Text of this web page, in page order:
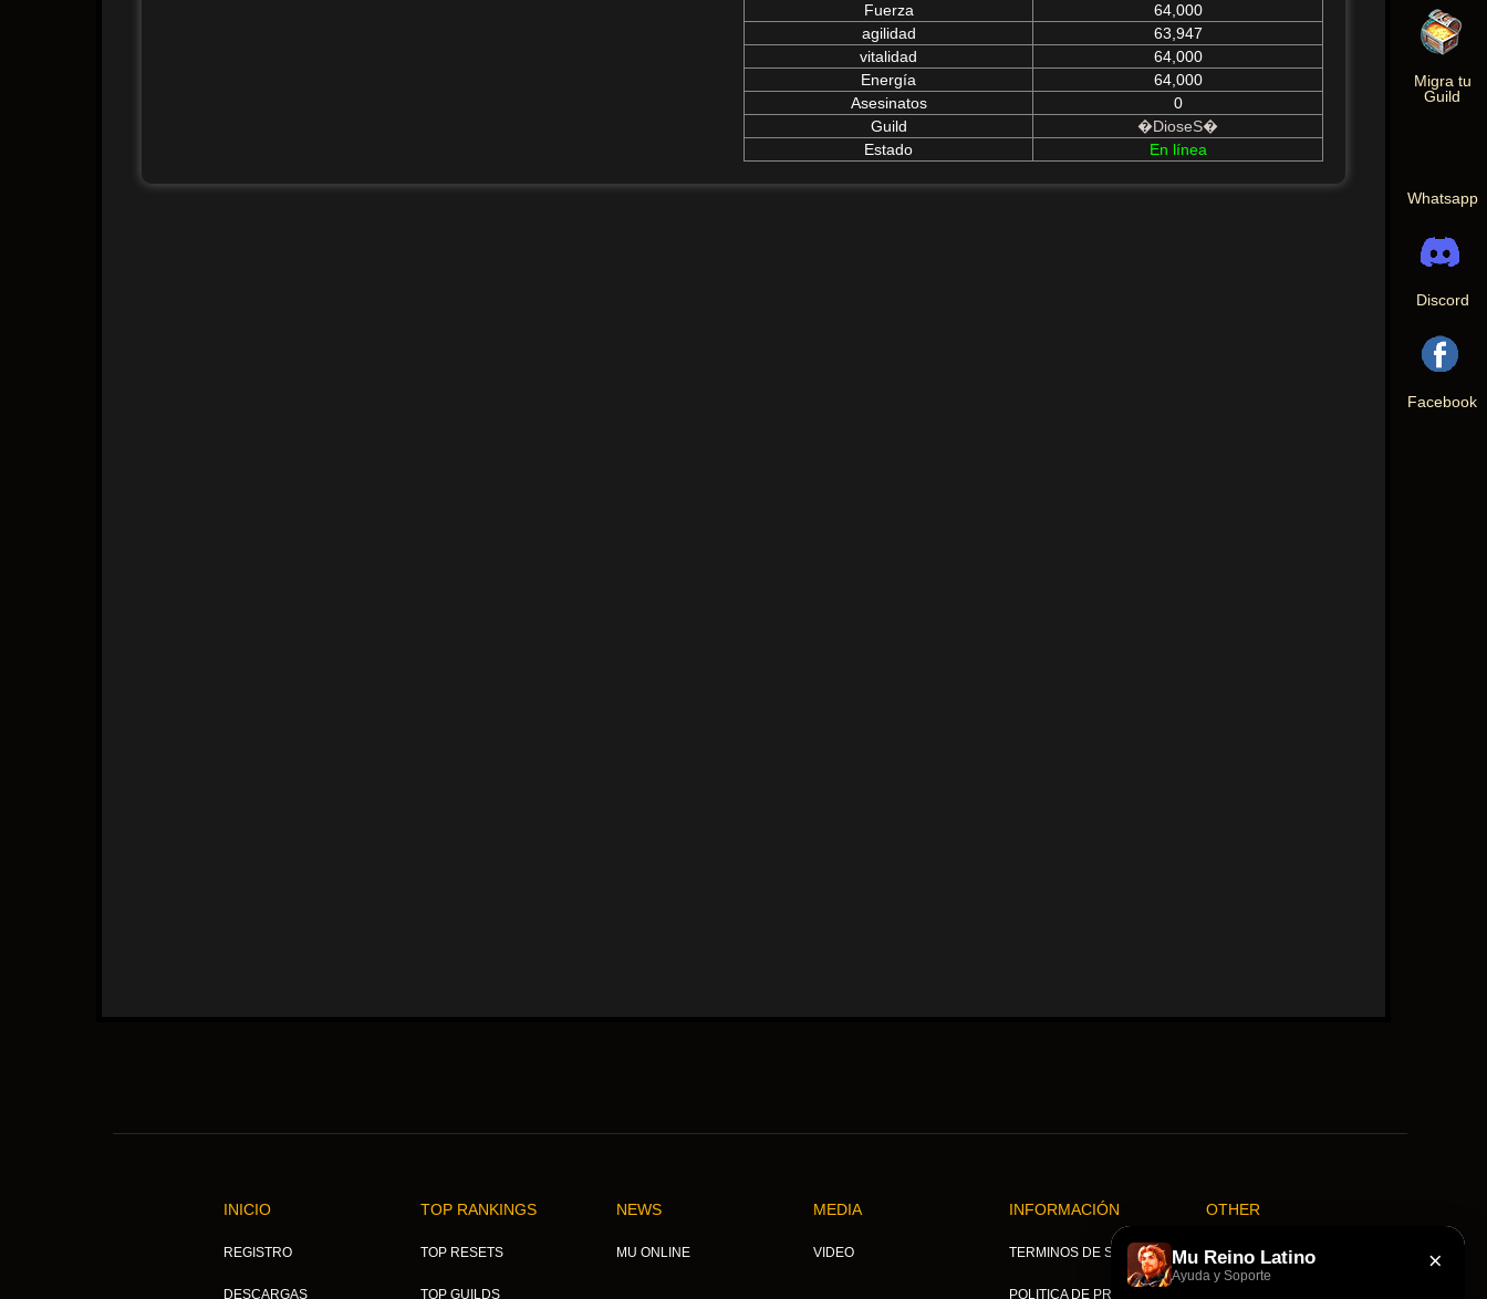
Fuerza
64,000
agilidad
63,947
vitalidad
64,000
Energía
64,000
Asesinatos
0
Guild
�DioseS�
Estado
En línea
INICIO
REGISTRO
DESCARGAS
TOP RANKINGS
TOP RESETS
TOP GUILDS
NEWS
MU ONLINE
MEDIA
VIDEO
INFORMACIÓN
TERMINOS DE SERVICIO
POLITICA DE PRIVACIDAD
OTHER
OTHER
Migra tu
Guild
Whatsapp
Discord
Facebook
Mu Reino Latino
Ayuda y Soporte ×